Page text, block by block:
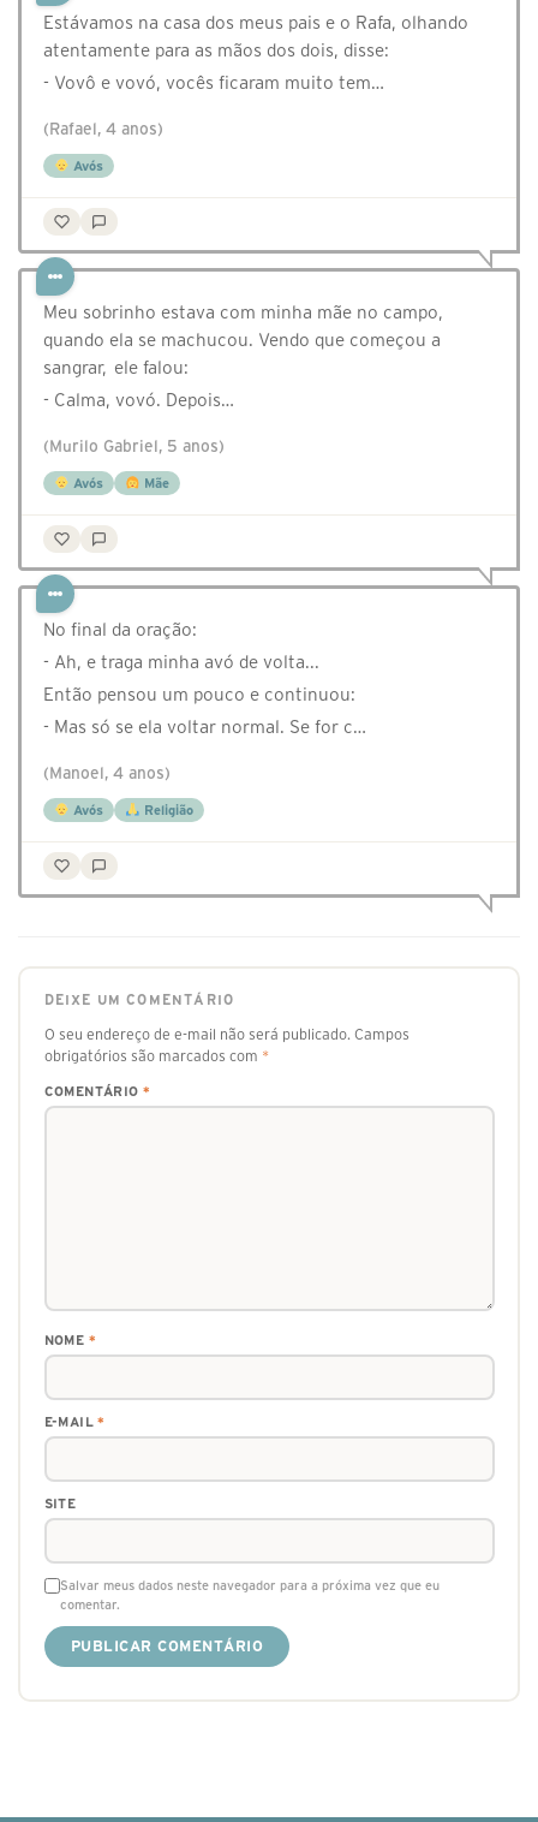
Estávamos na casa dos meus pais e o Rafa, olhando
atentamente para as mãos dos dois, disse:
- Vovô e vovó, vocês ficaram muito tem…
(Rafael, 4 anos)
Avós
Meu sobrinho estava com minha mãe no campo,
quando ela se machucou. Vendo que começou a
sangrar, ele falou:
- Calma, vovó. Depois…
(Murilo Gabriel, 5 anos)
Avós Mãe
No final da oração:
- Ah, e traga minha avó de volta...
Então pensou um pouco e continuou:
- Mas só se ela voltar normal. Se for c…
(Manoel, 4 anos)
Avós Religião
DEIXE UM COMENTÁRIO
O seu endereço de e-mail não será publicado. Campos
obrigatórios são marcados com *
COMENTÁRIO *
NOME *
E-MAIL*
SITE
Salvar meus dados neste navegador para a próxima vez que eu
comentar.